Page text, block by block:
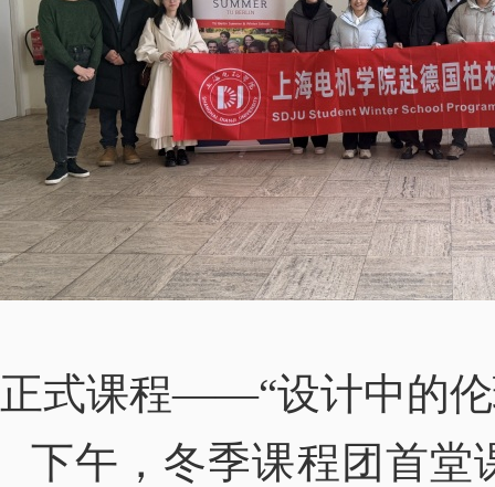
正式课程——“设计中的伦
下午，冬季课程团首